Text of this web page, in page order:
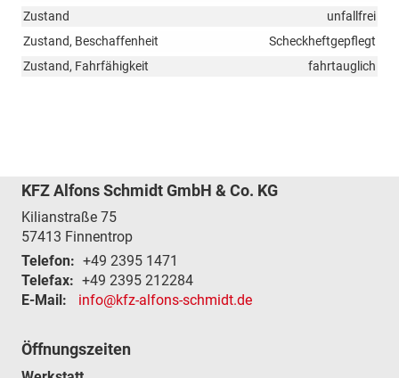
Zustand
unfallfrei
Zustand, Beschaffenheit
Scheckheftgepflegt
Zustand, Fahrfähigkeit
fahrtauglich
KFZ Alfons Schmidt GmbH & Co. KG
Kilianstraße 75
57413 Finnentrop
Telefon: +49 2395 1471
Telefax: +49 2395 212284
E-Mail:
info@kfz-alfons-schmidt.de
Öffnungszeiten